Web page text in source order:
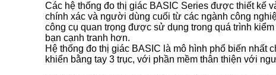
Các hệ thống đo thị giác BASIC Series được thiết kế
chính xác và người dùng cuối từ các ngành công
công cụ quan trọng được sử dụng trong quá trình
bạn cạnh tranh hơn.
Hệ thống đo thị giác BASIC là mô hình phổ biến
khiển bằng tay 3 trục, với phần mềm thân thiện với